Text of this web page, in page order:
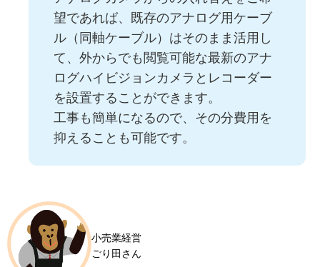
望であれば、既存のアナログ用ケーブ
ル（同軸ケーブル）はそのまま活用し
て、外からでも閲覧可能な最新のアナ
ログハイビジョンカメラとレコーダー
を設置することができます。
工事も簡単になるので、その分費用を
抑えることも可能です。
小売業経営
ごり田さん